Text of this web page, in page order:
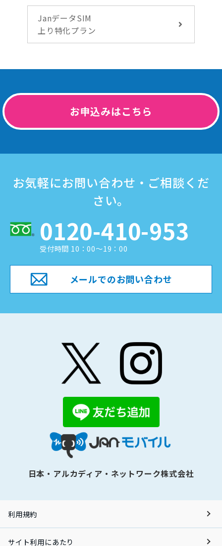
JanデータSIM
上り特化プラン
お申込みはこちら
お気軽にお問い合わせ・ご相談くだ
さい。
0120-410-953
受付時間 10：00～19：00
メールでのお問い合わせ
日本・アルカディア・ネットワーク株式会社
利用規約
サイト利用にあたり